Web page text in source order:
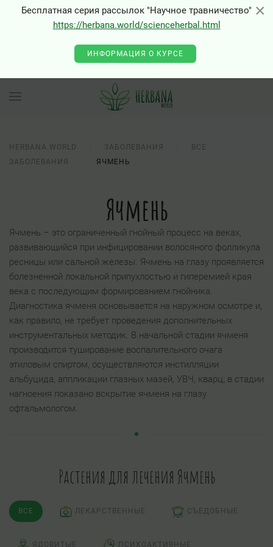
×
Бесплатная серия рассылок "Научное травничество"
https://herbana.world/scienceherbal.html
ИНФОРМАЦИЯ О КУРСЕ
HERBANA.WORLD ЗАБОЛЕВАНИЯ
ВСЕ
ЗАБОЛЕВАНИЯ
ЯЧМЕНЬ
Ячмень
Ячмень – это ограниченный гнойный процесс на веках,
развивающийся при инфицировании волосяного фолликула
ресницы или сальной железы. Ячмень на глазу проявляется
болезненной локальной припухлостью и гиперемией края
века с последующим формированием гнойника.
Диагностика ячменя основывается на наружном осмотре и,
как правило, не требует проведения дополнительных
инструментальных методик. В начальной стадии ячменя
производится туширование воспалительного очага
этиловым спиртом, осуществляются инстилляции
альбуцида, аппликации глазных мазей, УВЧ, кварц; в стадии
нагноения показано вскрытие ячменя на глазу
офтальмологом.
Растения для лечения Ячмень
ВСЕ ЛЕКАРСТВЕННЫЕ СЪЕДОБНЫЕ
ЯДОВИТЫЕ ПСИХОАКТИВНЫЕ
×